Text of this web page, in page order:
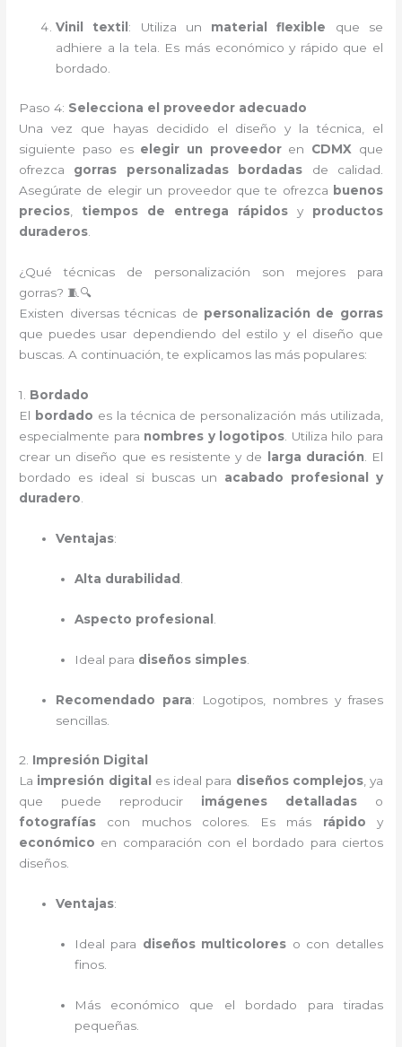
Vinil textil: Utiliza un material flexible que se
adhiere a la tela. Es más económico y rápido que el
bordado.
Paso 4: Selecciona el proveedor adecuado
Una vez que hayas decidido el diseño y la técnica, el
siguiente paso es elegir un proveedoren CDMX que
ofrezca gorras personalizadas bordadas de calidad.
Asegúrate de elegir un proveedor que te ofrezca buenos
precios, tiempos de entrega rápidosy productos
duraderos.
¿Qué técnicas de personalización son mejores para
gorras? 🧵🔍
Existen diversas técnicas de personalización de gorras
que puedes usar dependiendo del estilo y el diseño que
buscas. A continuación, te explicamos las más populares:
1. Bordado
El bordado es la técnica de personalización más utilizada,
especialmente para nombres y logotipos . Utiliza hilo para
crear un diseño que es resistente y de
larga duración . El
bordado es ideal si buscas un acabado profesional y
duradero
Ventajas:
Alta durabilidad
Aspecto profesional
Ideal para diseños simples.
Recomendado para: Logotipos, nombres y frases
sencillas.
2. Impresión Digital
La impresión digital es ideal para diseños complejos, ya
que puede reproducir imágenes detalladaso
fotografías con muchos colores. Es más rápido y
económico en comparación con el bordado para ciertos
diseños.
Ventajas:
Ideal para diseños multicolores o con detalles
finos.
Más económico que el bordado para tiradas
pequeñas.